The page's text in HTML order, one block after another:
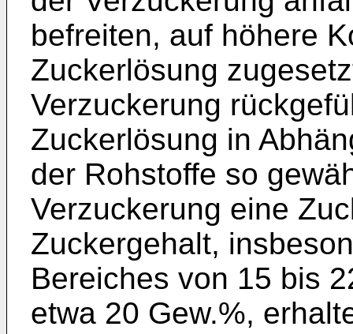
befreiten, auf höhere
Zuckerlösung
Verzuckerung
Zuckerlösung in
der Rohstoffe so
Verzuckerung eine
Zuckergehalt,
Bereiches von 15 bis
etwa 20 Gew.%,